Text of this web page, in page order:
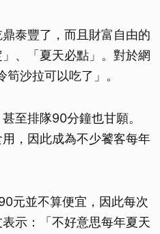
泰豐了，而且財富自由的
、「夏天必點」。對於網
沙拉可以吃了」。
至排隊90分鐘也甘願。
，因此成為不少饕客每年
元並不算便宜，因此每次
示：「不好意思每年夏天